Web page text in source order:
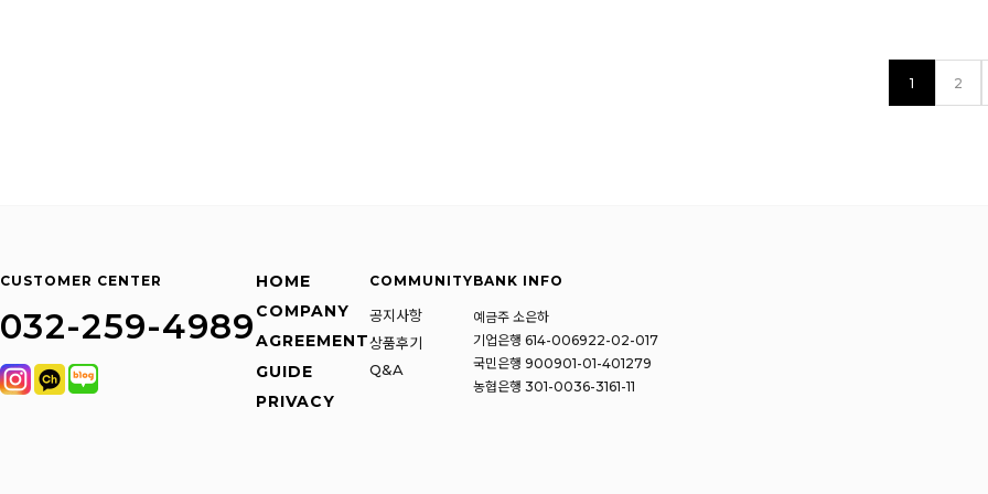
1 2
CUSTOMER CENTER
032-259-4989
HOME
COMPANY
AGREEMENT
GUIDE
PRIVACY
COMMUNITY
공지사항
상품후기
Q&A
BANK INFO
예금주 소은하
기업은행 614-006922-02-017
국민은행 900901-01-401279
농협은행 301-0036-3161-11